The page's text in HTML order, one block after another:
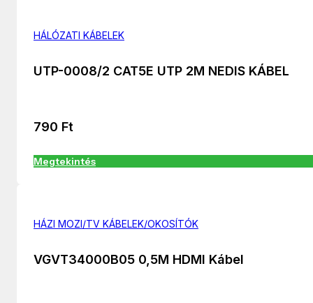
HÁLÓZATI KÁBELEK
UTP-0008/2 CAT5E UTP 2M NEDIS KÁBEL
790 Ft
Megtekintés
HÁZI MOZI/TV KÁBELEK/OKOSÍTÓK
VGVT34000B05 0,5M HDMI Kábel